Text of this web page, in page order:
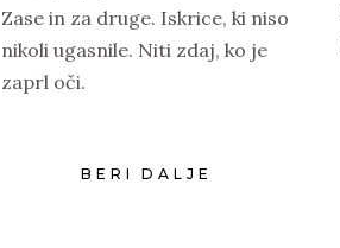
Zase in za druge. Iskrice, ki niso
nikoli ugasnile. Niti zdaj, ko je
zaprl oči.
BERI DALJE